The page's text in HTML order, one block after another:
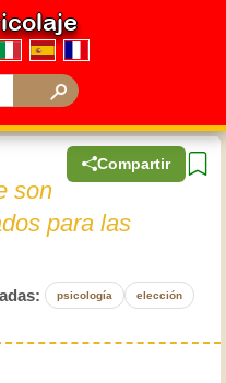
Compartir
son
para las
psicología elección